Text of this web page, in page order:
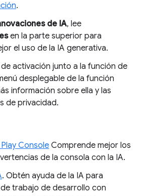
.
de IA, lee
en la parte superior para
el uso de la IA generativa.
activación junto a la función de
desplegable de la función
información sobre ella y las
de privacidad.
Console Comprende mejor los
de la consola con la IA.
. Obtén ayuda de la IA para
trabajo de desarrollo con